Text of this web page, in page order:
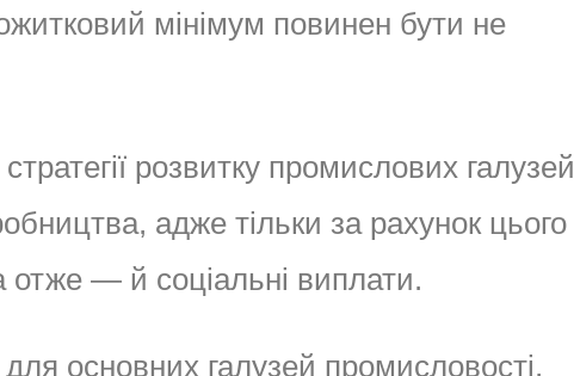
мінімум повинен бути не
розвитку промислових галузей
адже тільки за рахунок цього
— й соціальні виплати.
основних галузей промисловості,